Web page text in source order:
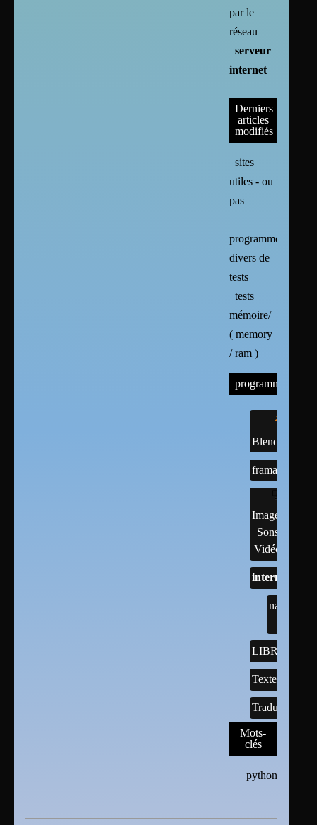
par le
réseau
serveur
internet
Derniers
articles
modifiés
sites
utiles - ou
pas
programmes
divers de
tests
tests
mémoire/
( memory
/ ram )
programmes
Blender
framasoft
Images,
Sons,
Vidéos
internet
Textes
Traductions
Mots-
clés
python